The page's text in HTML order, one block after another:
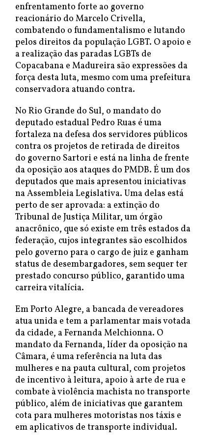
enfrentamento forte ao governo
reacionário do Marcelo Crivella,
combatendo o fundamentalismo e lutando
pelos direitos da população LGBT. O apoio e
a realização das paradas LGBTs de
Copacabana e Madureira são expressões da
força desta luta, mesmo com uma prefeitura
conservadora atuando contra.
No Rio Grande do Sul, o mandato do
deputado estadual Pedro Ruas é uma
fortaleza na defesa dos servidores públicos
contra os projetos de retirada de direitos
do governo Sartori e está na linha de frente
da oposição aos ataques do PMDB. É um dos
deputados que mais apresentou iniciativas
na Assembleia Legislativa. Uma delas está
perto de ser aprovada: a extinção do
Tribunal de Justiça Militar, um órgão
anacrônico, que só existe em três estados da
federação, cujos integrantes são escolhidos
pelo governo para o cargo de juiz e ganham
status de desembargadores, sem sequer ter
prestado concurso público, garantido uma
carreira vitalícia.
Em Porto Alegre, a bancada de vereadores
atua unida e tem a parlamentar mais votada
da cidade, a Fernanda Melchionna. O
mandato da Fernanda, líder da oposição na
Câmara, é uma referência na luta das
mulheres e na pauta cultural, com projetos
de incentivo à leitura, apoio à arte de rua e
combate à violência machista no transporte
público, além de iniciativas que garantem
cota para mulheres motoristas nos táxis e
em aplicativos de transporte individual.